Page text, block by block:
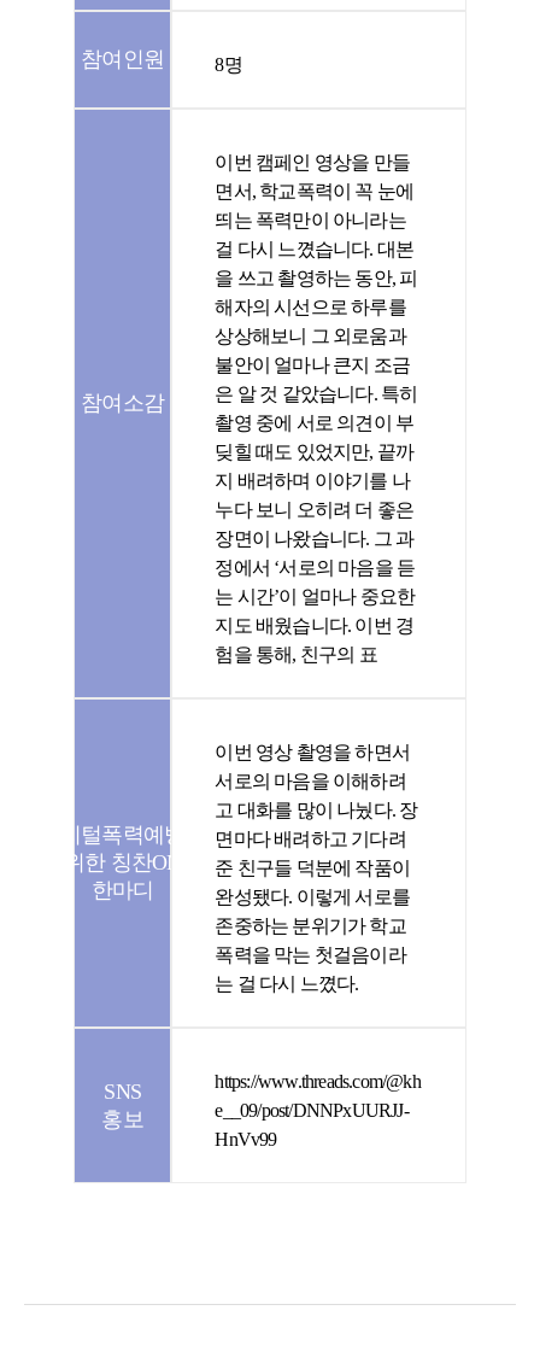
참여인원 8명
참여소감
이번 캠페인 영상을 만들
면서, 학교폭력이 꼭 눈에
띄는 폭력만이 아니라는
걸 다시 느꼈습니다. 대본
을 쓰고 촬영하는 동안, 피
해자의 시선으로 하루를
상상해보니 그 외로움과
불안이 얼마나 큰지 조금
은 알 것 같았습니다. 특히
촬영 중에 서로 의견이 부
딪힐 때도 있었지만, 끝까
지 배려하며 이야기를 나
누다 보니 오히려 더 좋은
장면이 나왔습니다. 그 과
정에서 ‘서로의 마음을 듣
는 시간’이 얼마나 중요한
지도 배웠습니다. 이번 경
험을 통해, 친구의 표
디지털폭력예방을
위한 칭찬ON
한마디
이번 영상 촬영을 하면서
서로의 마음을 이해하려
고 대화를 많이 나눴다. 장
면마다 배려하고 기다려
준 친구들 덕분에 작품이
완성됐다. 이렇게 서로를
존중하는 분위기가 학교
폭력을 막는 첫걸음이라
는 걸 다시 느꼈다.
SNS
홍보
https://www.threads.com/@kh
e__09/post/DNNPxUURJJ-
HnVv99